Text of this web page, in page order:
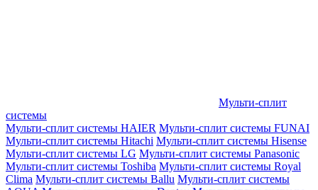
Мульти-сплит
системы
Мульти-сплит системы HAIER Мульти-сплит системы FUNAI
Мульти-сплит системы Hitachi Мульти-сплит системы Hisense
Мульти-сплит системы LG Мульти-сплит системы Panasonic
Мульти-сплит системы Toshiba Мульти-сплит системы Royal
Clima Мульти-сплит системы Ballu Мульти-сплит системы